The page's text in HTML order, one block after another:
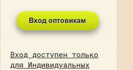
Вход доступен только
для Индивидуальных